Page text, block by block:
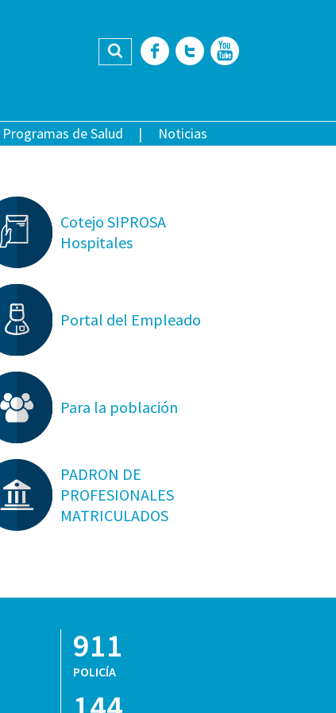
Buscar Facebook
Twitter
Programas de Salud Noticias
Cotejo SIPROSA
Hospitales
Portal del Empleado
Para la población
PADRON DE
PROFESIONALES
MATRICULADOS
911
POLICÍA